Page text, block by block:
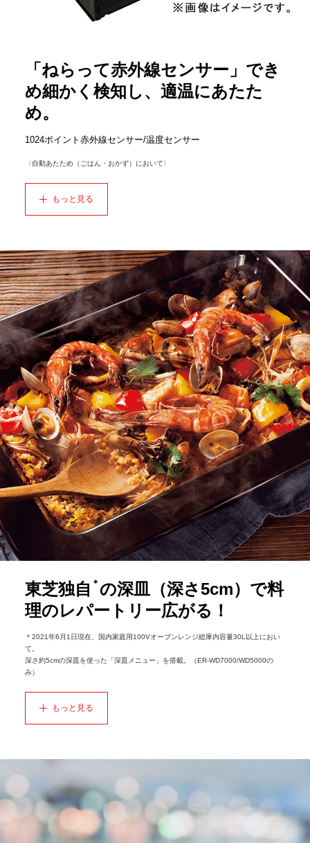
「ねらって赤外線センサー」でき
め細かく検知し、適温にあたた
め。
1024ポイント赤外線センサー/温度センサー
〈自動あたため（ごはん・おかず）において〉
もっと見る
東芝独自 ＊ の深皿（深さ5cm）で料
理のレパートリー広がる！
＊2021年6月1日現在、国内家庭用100Vオーブンレンジ総庫内容量30L以上におい
て。
深さ約5cmの深皿を使った「深皿メニュー」を搭載。（ER-WD7000/WD5000の
み）
もっと見る